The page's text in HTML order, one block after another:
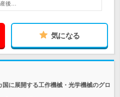
後…
気になる
に展開する工作機械・光学機械のグロ